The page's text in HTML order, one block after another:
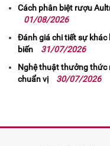
Cách phân biệt rượu
01/08/2026
Đánh giá chi tiết sự khác
biến
31/07/2026
Nghệ thuật thưởng thức
chuẩn vị
30/07/2026